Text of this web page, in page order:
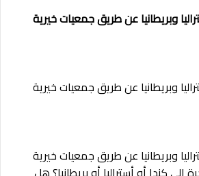
وبريطانيا عن طريق جمعيات خيرية
وبريطانيا عن طريق جمعيات خيرية
وبريطانيا عن طريق جمعيات خيرية